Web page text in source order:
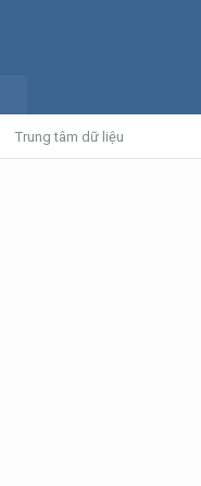
Trung tâm dữ liệu